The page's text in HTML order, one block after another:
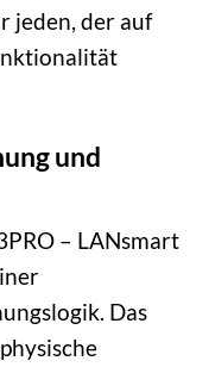
jeden, der auf
und
– LANsmart
Das